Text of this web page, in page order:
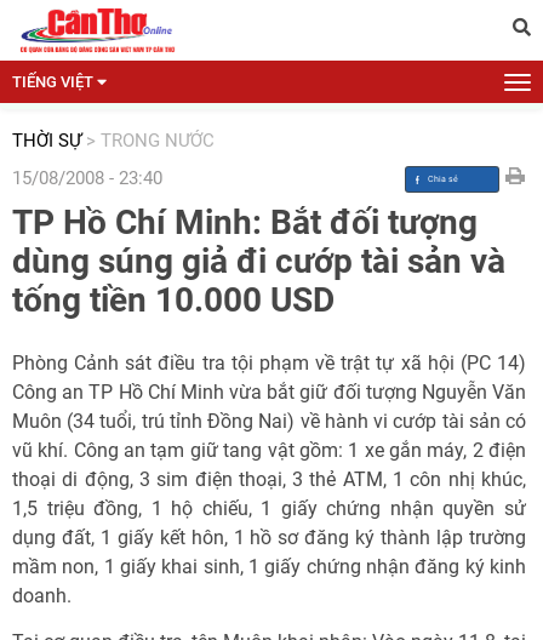
TIẾNG VIỆT
THỜI SỰ > TRONG NƯỚC
15/08/2008 - 23:40
TP Hồ Chí Minh: Bắt đối tượng
dùng súng giả đi cướp tài sản và
tống tiền 10.000 USD
Phòng Cảnh sát điều tra tội phạm về trật tự xã hội (PC 14)
Công an TP Hồ Chí Minh vừa bắt giữ đối tượng Nguyễn Văn
Muôn (34 tuổi, trú tỉnh Đồng Nai) về hành vi cướp tài sản có
vũ khí. Công an tạm giữ tang vật gồm: 1 xe gắn máy, 2 điện
thoại di động, 3 sim điện thoại, 3 thẻ ATM, 1 côn nhị khúc,
1,5 triệu đồng, 1 hộ chiếu, 1 giấy chứng nhận quyền sử
dụng đất, 1 giấy kết hôn, 1 hồ sơ đăng ký thành lập trường
mầm non, 1 giấy khai sinh, 1 giấy chứng nhận đăng ký kinh
doanh.